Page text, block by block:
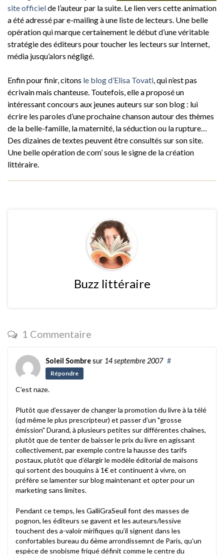
site officielde l’auteur par la suite. Le lien vers cette animation
a été adressé par e-mailing à une liste de lecteurs. Une belle
opération qui marque certainement le début d’une véritable
stratégie des éditeurs pour toucher les lecteurs sur Internet,
média jusqu’alors négligé.
Enfin pour finir, citons le blog d’Elisa Tovati , qui n’est pas
écrivain mais chanteuse. Toutefois, elle a proposé un
intéressant concours aux jeunes auteurs sur son blog : lui
écrire les paroles d’une prochaine chanson autour des thèmes
de la belle-famille, la maternité, la séduction ou la rupture…
Des dizaines de textes peuvent être consultés sur son site.
Une belle opération de com’ sous le signe de la création
littéraire.
Buzz littéraire
1 Commentaire
Soleil Sombresur 14 septembre 2007 #
Répondre
C’est naze.
Plutôt que d’essayer de changer la promotion du livre à la télé
(qd même le plus prescripteur) et passer d’un "grosse
émission" Durand, à plusieurs petites sur différentes chaînes,
plutôt que de tenter de baisser le prix du livre en agissant
collectivement, par exemple contre la hausse des tarifs
postaux, plutôt que d’élargir le modèle éditorial de maisons
qui sortent des bouquins à 1€ et continuent à vivre, on
préfère se lamenter sur blog maintenant et opter pour un
marketing sans limites.
Pendant ce temps, les GalliGraSeuil font des masses de
pognon, les éditeurs se gavent et les auteurs/lessive
touchent des a-valoir mirifiques qu’il signent dans les
confortables bureau du 6ème arrondissemnt de Paris, qu’un
espèce de snobisme friqué définit comme le centre du